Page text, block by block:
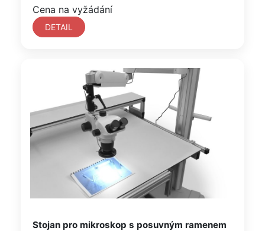
Cena na vyžádání
DETAIL
Stojan pro mikroskop s posuvným ramenem